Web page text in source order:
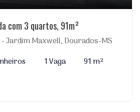
com 3 quartos, 91m²
Jardim Maxwell, Dourados-MS
1 Vaga
91 m²